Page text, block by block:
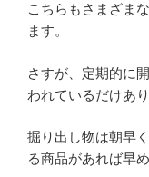
こちらもさまざま
ます。
さすが、定期的に
われているだけあり
掘り出し物は朝早
る商品があれば早